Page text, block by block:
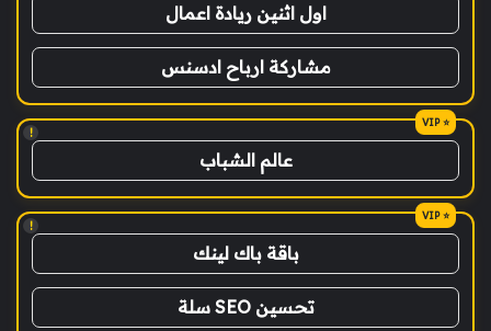
اول اثنين ريادة اعمال
مشاركة ارباح ادسنس
!
عالم الشباب
!
باقة باك لينك
تحسين SEO سلة